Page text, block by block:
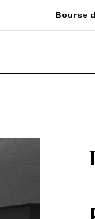
Bourse